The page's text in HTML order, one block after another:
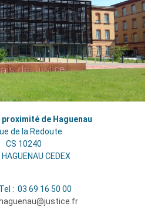
de Haguenau
de la Redoute
CS 10240
CEDEX
Tel : 03 69 16 50 00